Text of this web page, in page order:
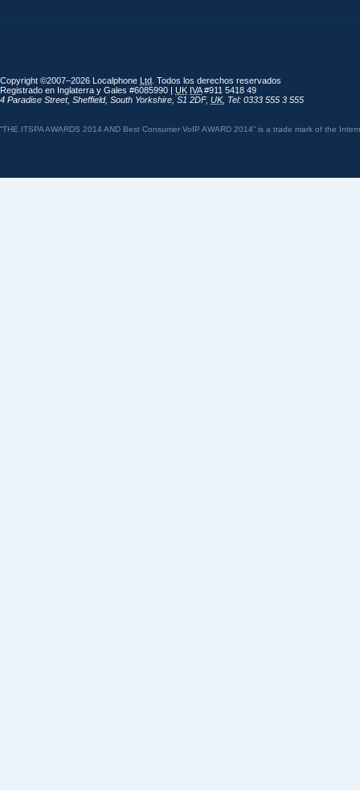
Copyright ©2007–2026 Localphone Ltd . Todos los derechos reservados
Registrado en Inglaterra y Gales #6085990 | UK IVA#911 5418 49
4 Paradise Street, Sheffield, South Yorkshire S1 2DF, UK, Tel: 0333 555 3 555
“THE ITSPA AWARDS 2014 AND Best Consumer VoIP AWARD 2014” is a trade mark of the